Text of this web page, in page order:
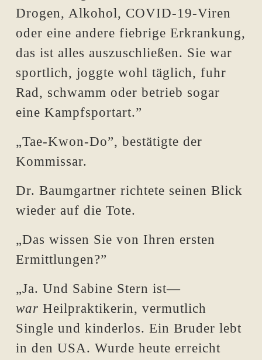
Drogen, Alkohol, COVID-19-Viren
oder eine andere fiebrige Erkrankung,
das ist alles auszuschließen. Sie war
sportlich, joggte wohl täglich, fuhr
Rad, schwamm oder betrieb sogar
eine Kampfsportart.”
„Tae-Kwon-Do”, bestätigte der
Kommissar.
Dr. Baumgartner richtete seinen Blick
wieder auf die Tote.
„Das wissen Sie von Ihren ersten
Ermittlungen?”
„Ja. Und Sabine Stern ist—
war Heilpraktikerin, vermutlich
Single und kinderlos. Ein Bruder lebt
in den USA. Wurde heute erreicht